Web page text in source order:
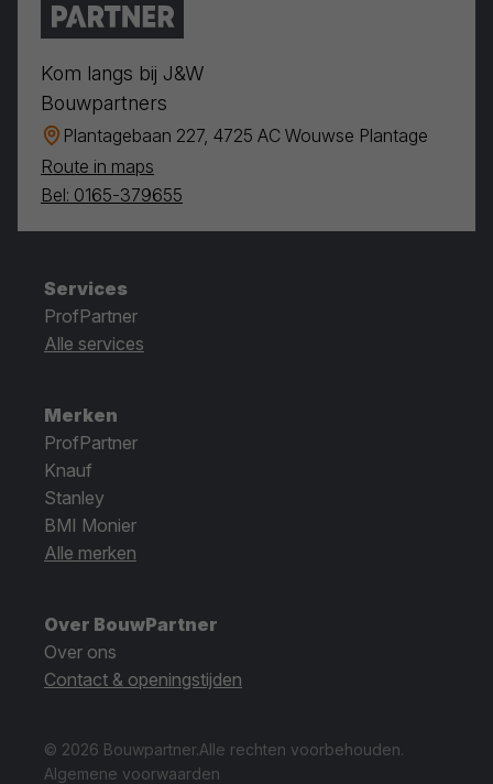
Kom langs bij J&W
Bouwpartners
Plantagebaan 227, 4725 AC Wouwse Plantage
Route in maps
Bel: 0165-379655
Services
ProfPartner
Alle services
Merken
ProfPartner
Knauf
Stanley
BMI Monier
Alle merken
Over BouwPartner
Over ons
Contact & openingstijden
© 2026 Bouwpartner.Alle rechten voorbehouden.
Algemene voorwaarden